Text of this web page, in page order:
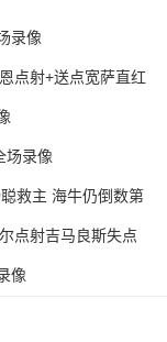
录像
点射+送点宽萨直红
场录像
救主 海牛仍倒数第
点射吉马良斯失点
像